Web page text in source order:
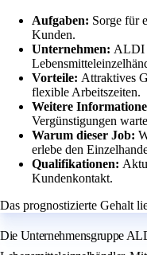
Aufgaben: Sorge für
Kunden.
Unternehmen: ALDI
Vorteile: Attraktives
flexible Arbeitszeiten.
Weitere
Vergünstigungen
Warum dieser Job:
erlebe den
Qualifikationen:
Kundenkontakt.
Das prognostizierte Gehalt
Die Unternehmensgruppe